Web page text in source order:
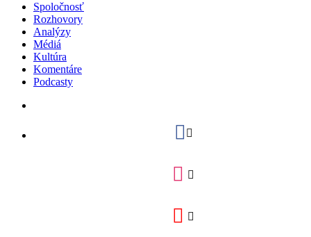
Spoločnosť
Rozhovory
Analýzy
Médiá
Kultúra
Komentáre
Podcasty